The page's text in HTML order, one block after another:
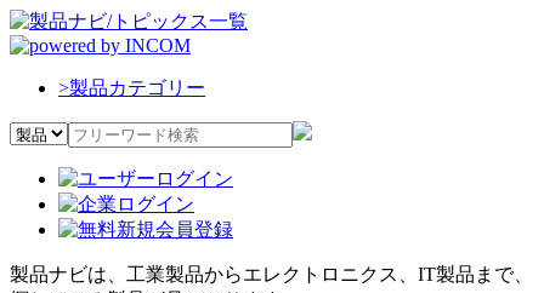
>製品カテゴリー
製品ナビは、工業製品からエレクトロニクス、IT製品まで、